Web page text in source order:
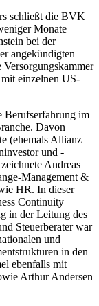
schließt die BVK
Monate
bei der
angekündigten
einzelnen US-
Berufserfahrung im
Davon
(ehemals Allianz
und -
Andreas
Management &
HR. In dieser
Continuity
in der Leitung des
Steuerberater war
und
in den
ebenfalls mit
Arthur Andersen